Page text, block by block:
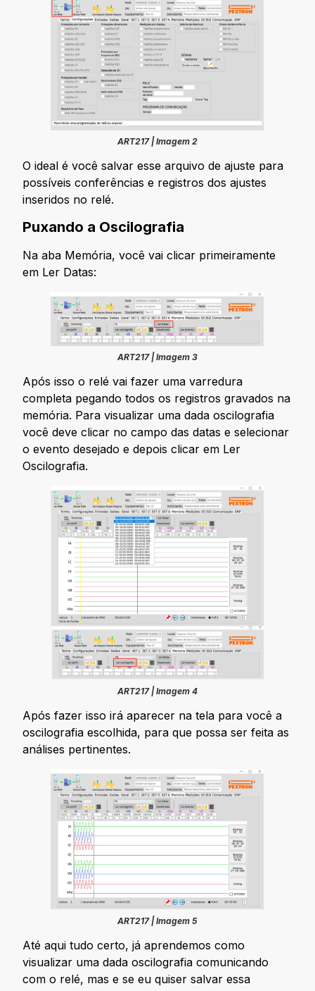
ART217 | Imagem 2
O ideal é você salvar esse arquivo de ajuste para
possíveis conferências e registros dos ajustes
inseridos no relé.
Puxando a Oscilografia
Na aba Memória, você vai clicar primeiramente
em Ler Datas:
ART217 | Imagem 3
Após isso o relé vai fazer uma varredura
completa pegando todos os registros gravados na
memória. Para visualizar uma dada oscilografia
você deve clicar no campo das datas e selecionar
o evento desejado e depois clicar em Ler
Oscilografia.
ART217 | Imagem 4
Após fazer isso irá aparecer na tela para você a
oscilografia escolhida, para que possa ser feita as
análises pertinentes.
ART217 | Imagem 5
Até aqui tudo certo, já aprendemos como
visualizar uma dada oscilografia comunicando
com o relé, mas e se eu quiser salvar essa